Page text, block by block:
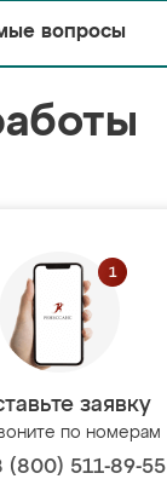
вопросы
заявку
по номерам
(800) 511-89-55